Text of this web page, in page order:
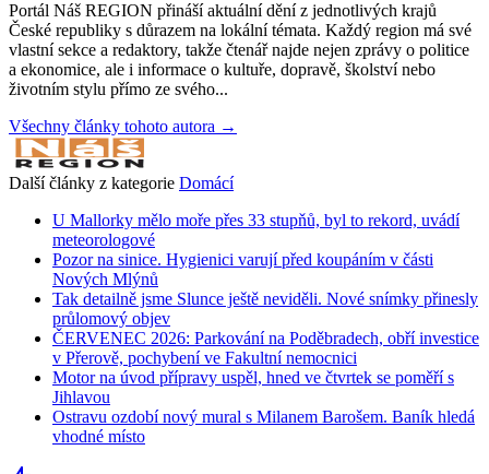
Portál Náš REGION přináší aktuální dění z jednotlivých krajů
České republiky s důrazem na lokální témata. Každý region má své
vlastní sekce a redaktory, takže čtenář najde nejen zprávy o politice
a ekonomice, ale i informace o kultuře, dopravě, školství nebo
životním stylu přímo ze svého...
Všechny články tohoto autora →
Další články z kategorie Domácí
U Mallorky mělo moře přes 33 stupňů, byl to rekord, uvádí
meteorologové
Pozor na sinice. Hygienici varují před koupáním v části
Nových Mlýnů
Tak detailně jsme Slunce ještě neviděli. Nové snímky přinesly
průlomový objev
ČERVENEC 2026: Parkování na Poděbradech, obří investice
v Přerově, pochybení ve Fakultní nemocnici
Motor na úvod přípravy uspěl, hned ve čtvrtek se poměří s
Jihlavou
Ostravu ozdobí nový mural s Milanem Barošem. Baník hledá
vhodné místo